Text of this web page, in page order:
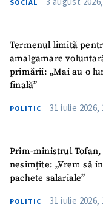
SOCIAL
Termenul limită
amalgamare
primării: „Mai au o
finală”
POLITIC 31 iulie 2026,
Prim-ministrul
nesimțite: „Vrem să
pachete salariale”
POLITIC 31 iulie 2026,